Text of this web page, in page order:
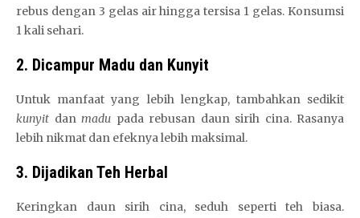
rebus dengan 3 gelas air hingga tersisa 1 gelas. Konsumsi
1 kali sehari.
2. Dicampur Madu dan Kunyit
Untuk manfaat yang lebih lengkap, tambahkan sedikit
kunyit dan madu pada rebusan daun sirih cina. Rasanya
lebih nikmat dan efeknya lebih maksimal.
3. Dijadikan Teh Herbal
Keringkan daun sirih cina, seduh seperti teh biasa.